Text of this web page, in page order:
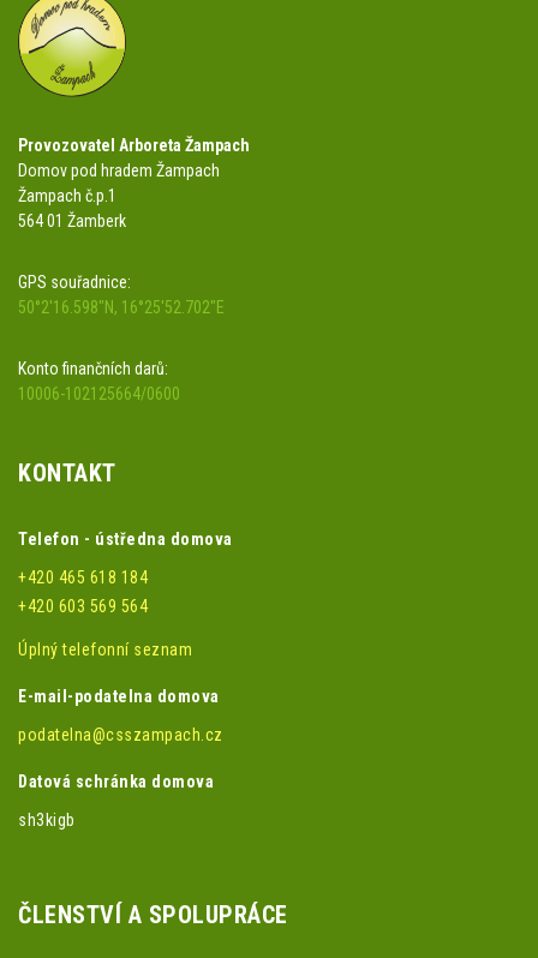
Provozovatel Arboreta Žampach
Domov pod hradem Žampach
Žampach č.p.1
564 01 Žamberk
GPS souřadnice:
50°2'16.598"N, 16°25'52.702"E
Konto finančních darů:
10006-102125664/0600
KONTAKT
Telefon - ústředna domova
+420 465 618 184
+420 603 569 564
Úplný telefonní seznam
E-mail-podatelna domova
podatelna@csszampach.cz
Datová schránka domova
sh3kigb
ČLENSTVÍ A SPOLUPRÁCE